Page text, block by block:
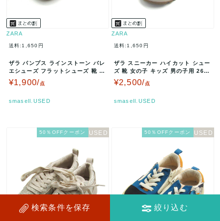
ZARA
送料:1,650円
ザラ パンプス ラインストーン バレ
エシューズ フラットシューズ 靴 キ
ッズ 女の子用 30サイズ …
¥1,900/点
smasell.USED
ZARA
送料:1,650円
ザラ スニーカー ハイカット シュー
ズ 靴 女の子 キッズ 男の子用 26サ
イズ ベージュ/ブラウン…
¥2,500/点
smasell.USED
50％OFFクーポン 50％OFFクーポン
検索条件を保存 絞り込む